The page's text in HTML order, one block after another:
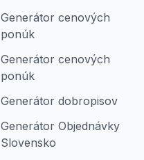
Generátor cenových
ponúk
Generátor cenových
ponúk
Generátor dobropisov
Generátor Objednávky
Slovensko